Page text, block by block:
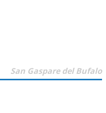
San Gaspare del Bufalo